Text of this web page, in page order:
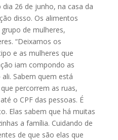
26 de junho, na casa da
disso. Os alimentos
de mulheres,
“Deixamos os
e as mulheres que
iam compondo as
Sabem quem está
percorrem as ruas,
o CPF das pessoas. É
Elas sabem que há muitas
a família. Cuidando de
de que são elas que